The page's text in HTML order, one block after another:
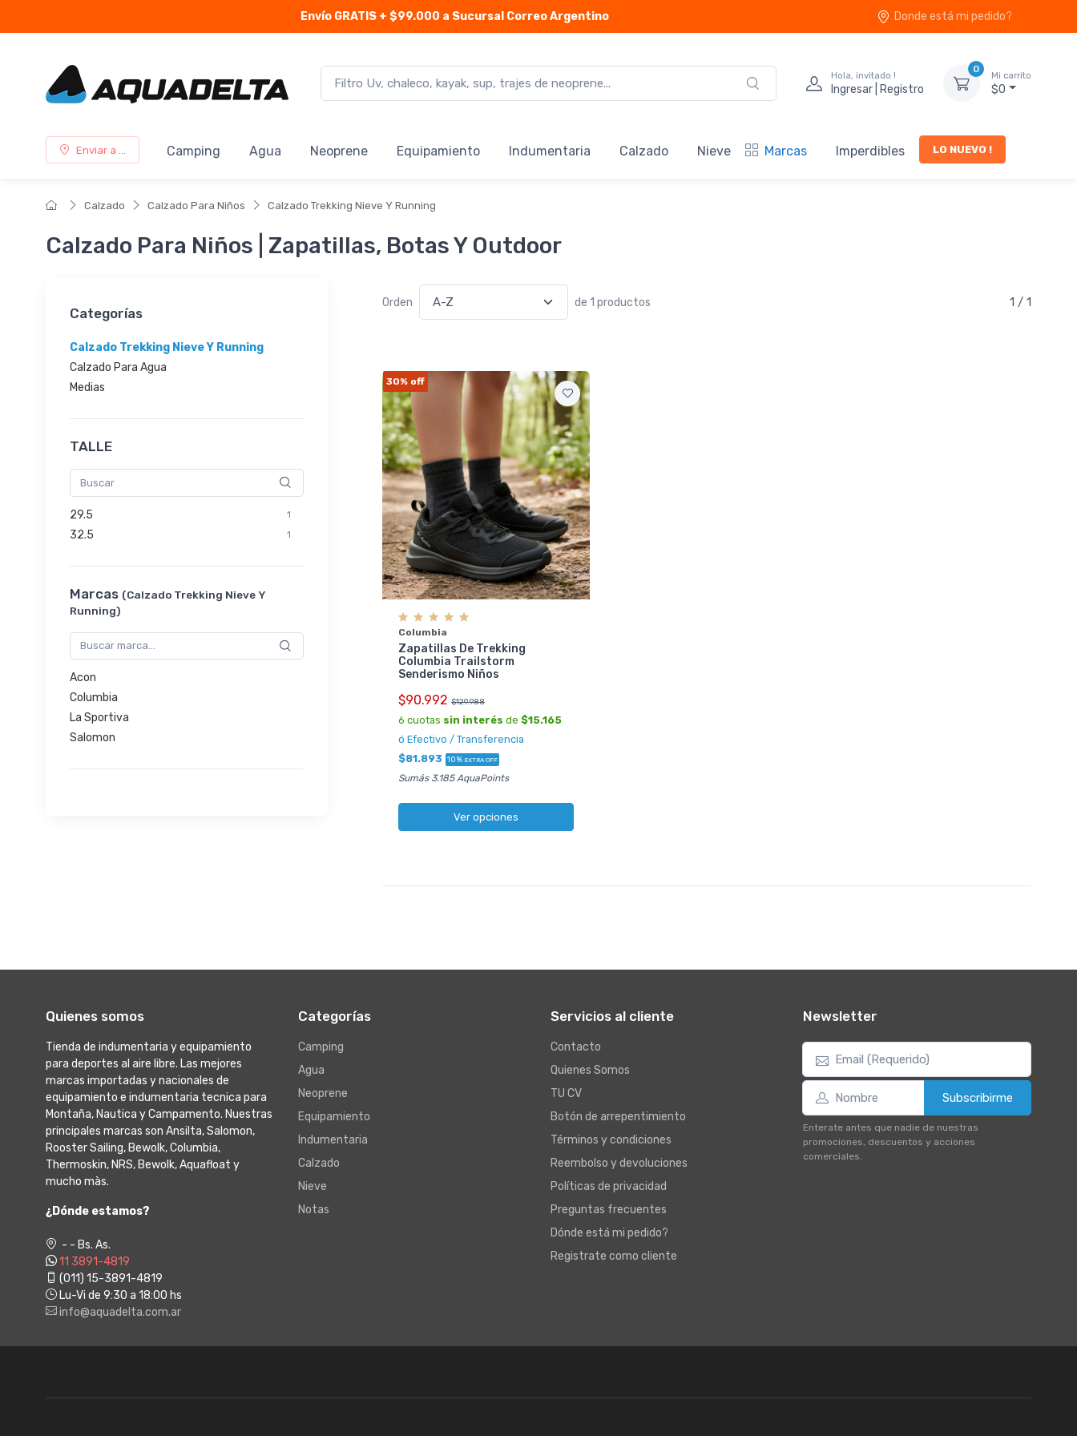
Envío GRATIS + $99.000 a Sucursal Correo Argentino Donde está mi pedido?
Hola, invitado !
Ingresar | Registro
0
Mi carrito
$0
Enviar a ... Camping Agua Neoprene Equipamiento Indumentaria Calzado Nieve Marcas Imperdibles LO NUEVO !
Calzado Calzado Para Niños Calzado Trekking Nieve Y Running
Calzado Para Niños | Zapatillas, Botas Y Outdoor
Categorías
Calzado Trekking Nieve Y Running
Calzado Para Agua
Medias
TALLE
29.5 1
32.5 1
Marcas (Calzado Trekking Nieve Y
Running)
Acon
Columbia
La Sportiva
Salomon
Orden de 1 productos 1 / 1
30% off
Columbia
Zapatillas De Trekking
Columbia Trailstorm
Senderismo Niños
$90.992 $129.988
6 cuotas sin interés de $15.165
ó Efectivo / Transferencia
$81.893 10% EXTRA OFF
Sumás 3.185 AquaPoints
Ver opciones
Quienes somos
Tienda de indumentaria y equipamiento
para deportes al aire libre. Las mejores
marcas importadas y nacionales de
equipamiento e indumentaria tecnica para
Montaña, Nautica y Campamento. Nuestras
principales marcas son Ansilta, Salomon,
Rooster Sailing, Bewolk, Columbia,
Thermoskin, NRS, Bewolk, Aquafloat y
mucho màs.
¿Dónde estamos?
- - Bs. As.
11 3891-4819
(011) 15-3891-4819
Lu-Vi de 9:30 a 18:00 hs
info@aquadelta.com.ar
Categorías
Camping
Agua
Neoprene
Equipamiento
Indumentaria
Calzado
Nieve
Notas
Servicios al cliente
Contacto
Quienes Somos
TU CV
Botón de arrepentimiento
Términos y condiciones
Reembolso y devoluciones
Políticas de privacidad
Preguntas frecuentes
Dónde está mi pedido?
Registrate como cliente
Newsletter
Subscribirme
Enterate antes que nadie de nuestras
promociones, descuentos y acciones
comerciales.